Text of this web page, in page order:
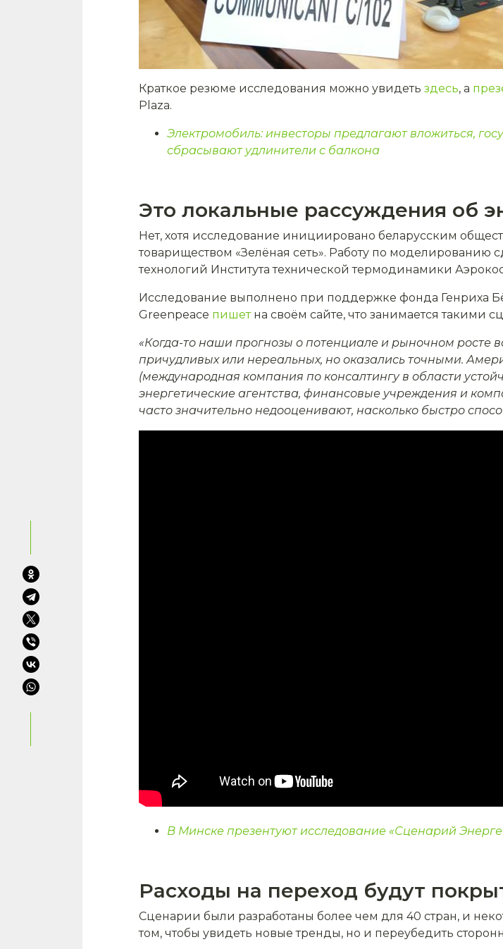
Краткое резюме исследования можно увидеть здесь, а
Plaza.
Электромобиль: инвесторы предлагают вложиться,
сбрасывают удлинители с балкона
Это локальные рассуждения об
Нет, хотя исследование инициировано беларусским
товариществом «Зелёная сеть». Работу по моделированию
технологий Института технической термодинамики
Исследование выполнено при поддержке фонда Генриха
Greenpeace пишетна своём сайте, что занимается такими
«Когда-то наши прогнозы о потенциале и рыночном росте
причудливых или нереальных, но оказались точными.
(международная компания по консалтингу в области
энергетические агентства, финансовые учреждения и
часто значительно недооценивают, насколько быстро
В Минске презентуют исследование «Сценарий
Расходы на переход будут
Сценарии были разработаны более чем для 40 стран, и
том, чтобы увидеть новые тренды, но и переубедить